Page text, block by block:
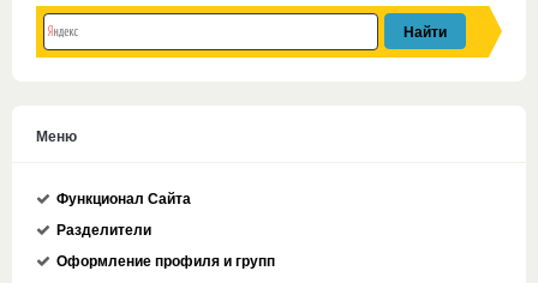
Меню
Функционал Сайта
Разделители
Оформление профиля и групп